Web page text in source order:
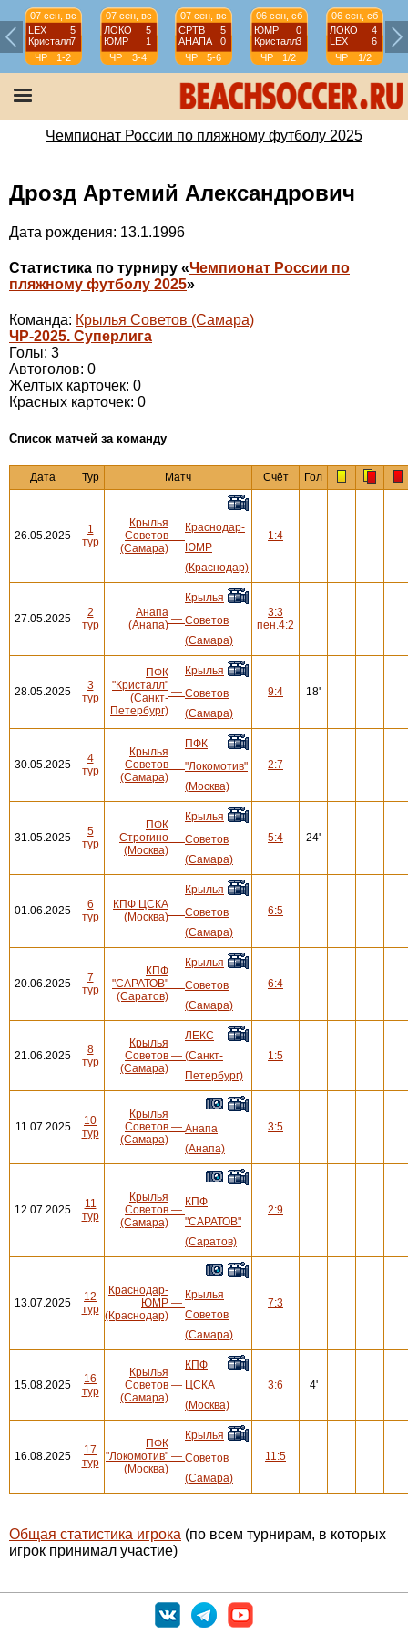
07 сен, вс
LEX
5
Кристалл7
ЧР
1-2
07 сен, вс
ЛОКО
5
ЮМР
1
ЧР
3-4
07 сен, вс
СРТВ
5
АНАПА
0
ЧР
5-6
06 сен, сб
ЮМР
0
Кристалл3
ЧР
1/2
06 сен, сб
ЛОКО
4
LEX
6
ЧР
1/2
Чемпионат России по пляжному футболу 2025
Дрозд Артемий Александрович
Дата рождения: 13.1.1996
Статистика по турниру «Чемпионат России по
пляжному футболу 2025»
Команда: Крылья Советов (Самара)
ЧР-2025. Суперлига
Голы: 3
Автоголов: 0
Желтых карточек: 0
Красных карточек: 0
Cписок матчей за команду
Дата Тур Матч Счёт Гол
26.05.2025
1
тур
Крылья
Советов
(Самара)
—
Краснодар-
ЮМР
(Краснодар)
1:4
27.05.2025
2
тур
Анапа
(Анапа) —
Крылья
Советов
(Самара)
3:3
пен.4:2
28.05.2025
3
тур
ПФК
"Кристалл"
(Санкт-
Петербург)
—
Крылья
Советов
(Самара)
9:4 18'
30.05.2025
4
тур
Крылья
Советов
(Самара)
—
ПФК
"Локомотив"
(Москва)
2:7
31.05.2025
5
тур
ПФК
Строгино
(Москва)
—
Крылья
Советов
(Самара)
5:4 24'
01.06.2025
6
тур
КПФ ЦСКА
(Москва) —
Крылья
Советов
(Самара)
6:5
20.06.2025
7
тур
КПФ
"САРАТОВ"
(Саратов)
—
Крылья
Советов
(Самара)
6:4
21.06.2025
8
тур
Крылья
Советов
(Самара)
—
ЛЕКС
(Санкт-
Петербург)
1:5
11.07.2025
10
тур
Крылья
Советов
(Самара)
— Анапа
(Анапа)
3:5
12.07.2025
11
тур
Крылья
Советов
(Самара)
—
КПФ
"САРАТОВ"
(Саратов)
2:9
13.07.2025
12
тур
Краснодар-
ЮМР
(Краснодар)
—
Крылья
Советов
(Самара)
7:3
15.08.2025
16
тур
Крылья
Советов
(Самара)
—
КПФ
ЦСКА
(Москва)
3:6 4'
16.08.2025
17
тур
ПФК
"Локомотив"
(Москва)
—
Крылья
Советов
(Самара)
11:5
Общая статистика игрока (по всем турнирам, в которых
игрок принимал участие)